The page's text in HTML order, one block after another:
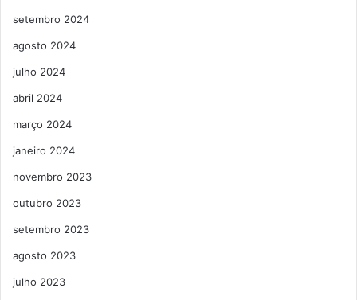
setembro 2024
agosto 2024
julho 2024
abril 2024
março 2024
janeiro 2024
novembro 2023
outubro 2023
setembro 2023
agosto 2023
julho 2023